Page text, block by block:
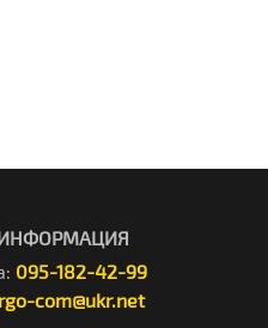
095-182-42-99
com@ukr.net